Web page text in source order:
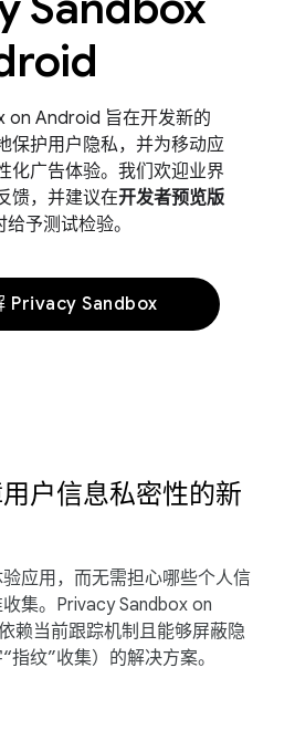
on Android 旨在开发新的
保护用户隐私，并为移动应
化广告体验。我们欢迎业界
馈，并建议在开发者预览版
予测试检验。
Privacy Sandbox
户信息私密性的新
应用，而无需担心哪些个人信
集。Privacy Sandbox on
赖当前跟踪机制且能够屏蔽隐
纹”收集）的解决方案。